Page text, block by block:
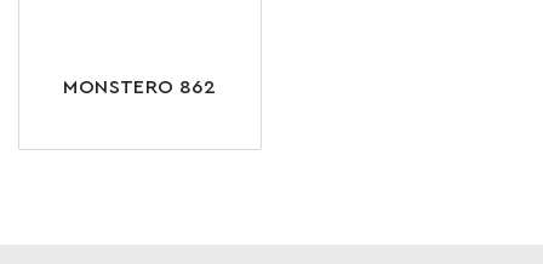
MONSTERO 862